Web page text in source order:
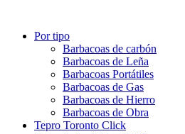
Por tipo
Barbacoas de carbón
Barbacoas de Leña
Barbacoas Portátiles
Barbacoas de Gas
Barbacoas de Hierro
Barbacoas de Obra
Tepro Toronto Click